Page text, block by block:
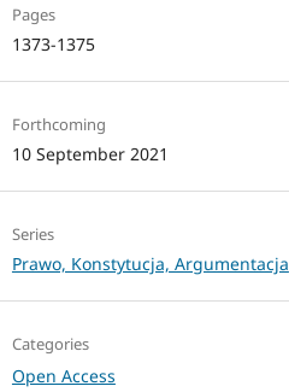
Pages
1373-1375
Forthcoming
10 September 2021
Series
Prawo, Konstytucja, Argumentacja
Categories
Open Access